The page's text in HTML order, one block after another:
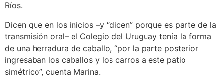
Ríos.
Dicen que en los inicios –y “dicen” porque es parte de la
transmisión oral– el Colegio del Uruguay tenía la forma
de una herradura de caballo, “por la parte posterior
ingresaban los caballos y los carros a este patio
simétrico”, cuenta Marina.